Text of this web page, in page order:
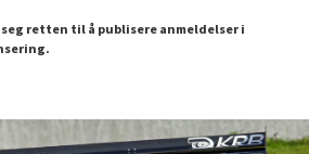
retten til å publisere anmeldelser i